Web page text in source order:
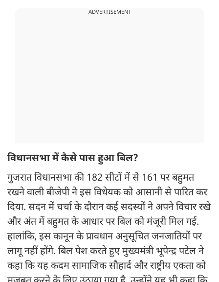
ADVERTISEMENT
विधानसभा में कैसे पास हुआ बिल?
गुजरात विधानसभा की 182 सीटों में से 161 पर बहुमत
रखने वाली बीजेपी ने इस विधेयक को आसानी से पारित कर
दिया. सदन में चर्चा के दौरान कई सदस्यों ने अपने विचार रखे
और अंत में बहुमत के आधार पर बिल को मंजूरी मिल गई.
हालांकि, इस कानून के प्रावधान अनुसूचित जनजातियों पर
लागू नहीं होंगे. बिल पेश करते हुए मुख्यमंत्री भूपेन्द्र पटेल ने
कहा कि यह कदम सामाजिक सौहार्द और राष्ट्रीय एकता को